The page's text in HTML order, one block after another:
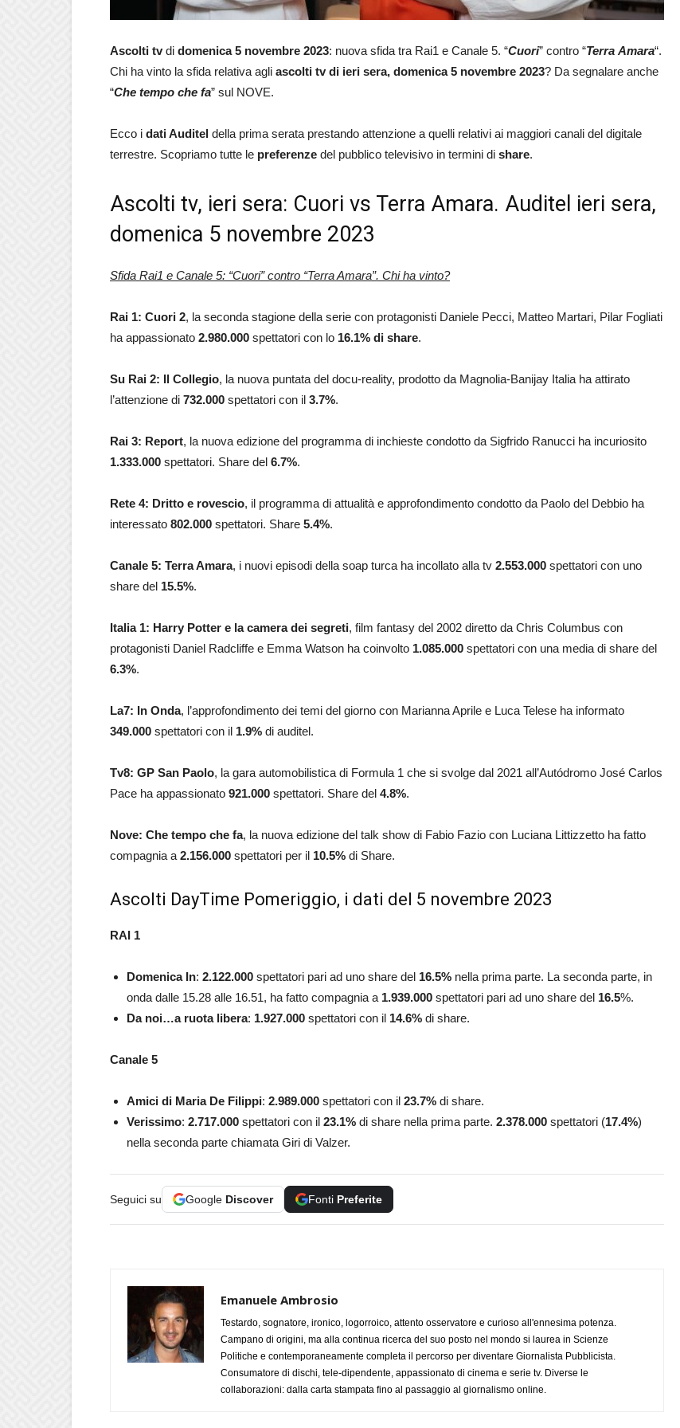
Ascolti tvdi domenica 5 novembre 2023: nuova sfida tra Rai1 e Canale 5. “Cuori” contro “Terra Amara“.
Chi ha vinto la sfida relativa agli ascolti tv di ieri sera, domenica 5 novembre 2023? Da segnalare anche
“Che tempo che fa” sul NOVE.
Ecco i dati Auditel della prima serata prestando attenzione a quelli relativi ai maggiori canali del digitale
terrestre. Scopriamo tutte le preferenze del pubblico televisivo in termini di share.
Ascolti tv, ieri sera: Cuori vs Terra Amara. Auditel ieri sera,
domenica 5 novembre 2023
Sfida Rai1 e Canale 5: “Cuori” contro “Terra Amara”. Chi ha vinto?
Rai 1: Cuori 2, la seconda stagione della serie con protagonisti Daniele Pecci, Matteo Martari, Pilar Fogliati
ha appassionato 2.980.000 spettatori con lo 16.1% di share.
Su Rai 2: Il Collegio, la nuova puntata del docu-reality, prodotto da Magnolia-Banijay Italia ha attirato
l’attenzione di 732.000 spettatori con il 3.7%.
Rai 3: Report, la nuova edizione del programma di inchieste condotto da Sigfrido Ranucci ha incuriosito
1.333.000 spettatori. Share del 6.7%.
Rete 4: Dritto e rovescio, il programma di attualità e approfondimento condotto da Paolo del Debbio ha
interessato 802.000 spettatori. Share 5.4%.
Canale 5: Terra Amara, i nuovi episodi della soap turca ha incollato alla tv 2.553.000 spettatori con uno
share del 15.5%.
Italia 1: Harry Potter e la camera dei segreti, film fantasy del 2002 diretto da Chris Columbus con
protagonisti Daniel Radcliffe e Emma Watson ha coinvolto 1.085.000 spettatori con una media di share del
6.3%.
La7: In Onda, l’approfondimento dei temi del giorno con Marianna Aprile e Luca Telese ha informato
349.000 spettatori con il 1.9% di auditel.
Tv8: GP San Paolo, la gara automobilistica di Formula 1 che si svolge dal 2021 all’Autódromo José Carlos
Pace ha appassionato 921.000 spettatori. Share del 4.8%.
Nove: Che tempo che fa, la nuova edizione del talk show di Fabio Fazio con Luciana Littizzetto ha fatto
compagnia a 2.156.000 spettatori per il 10.5% di Share.
Ascolti DayTime Pomeriggio, i dati del 5 novembre 2023
RAI 1
Domenica In: 2.122.000 spettatori pari ad uno share del 16.5% nella prima parte. La seconda parte, in
onda dalle 15.28 alle 16.51, ha fatto compagnia a 1.939.000 spettatori pari ad uno share del 16.5%.
Da noi…a ruota libera: 1.927.000 spettatori con il 14.6% di share.
Canale 5
Amici di Maria De Filippi: 2.989.000 spettatori con il 23.7% di share.
Verissimo: 2.717.000 spettatori con il 23.1% di share nella prima parte. 2.378.000 spettatori (17.4%)
nella seconda parte chiamata Giri di Valzer.
Seguici su Google Discover Fonti Preferite
Emanuele Ambrosio
Testardo, sognatore, ironico, logorroico, attento osservatore e curioso all'ennesima potenza.
Campano di origini, ma alla continua ricerca del suo posto nel mondo si laurea in Scienze
Politiche e contemporaneamente completa il percorso per diventare Giornalista Pubblicista.
Consumatore di dischi, tele-dipendente, appassionato di cinema e serie tv. Diverse le
collaborazioni: dalla carta stampata fino al passaggio al giornalismo online.